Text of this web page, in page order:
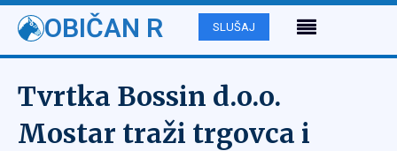
OBIČAN R SLUŠAJ
Tvrtka Bossin d.o.o.
Mostar traži trgovca i